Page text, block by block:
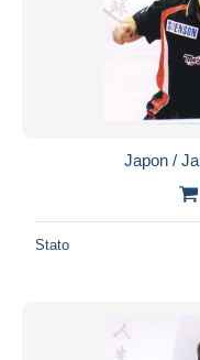
Japon /
Stato